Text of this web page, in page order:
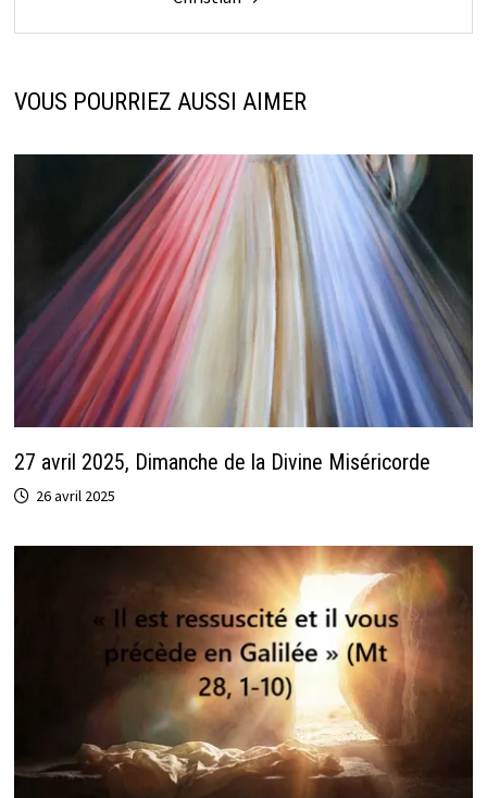
VOUS POURRIEZ AUSSI AIMER
27 avril 2025, Dimanche de la Divine Miséricorde
26 avril 2025